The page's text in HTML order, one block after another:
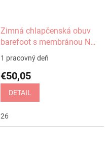
Zimná chlapčenská obuv
barefoot s membránou Nut
blue Protetika
1 pracovný deň
€50,05
DETAIL
26